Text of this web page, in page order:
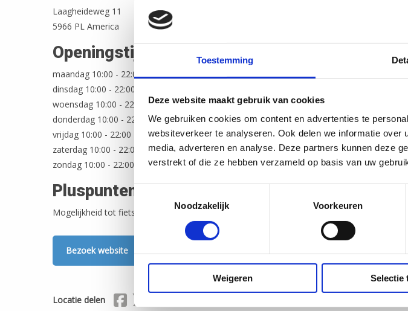
Toestemming
Deze website maakt gebruik van cookies
We gebruiken cookies om content en advertenties te
websiteverkeer te analyseren. Ook delen we informatie
media, adverteren en analyse. Deze partners kunnen deze
verstrekt of die ze hebben verzameld op basis van uw
Toestemmingsselectie
Noodzakelijk
Voorkeuren
Weigeren Selectie
Laagheideweg 11
5966 PL America
Openingstijden
maandag 10:00 - 22:00
dinsdag 10:00 - 22:00
woensdag 10:00 - 22:00
donderdag 10:00 - 22:00
vrijdag 10:00 - 22:00
zaterdag 10:00 - 22:00
zondag 10:00 - 22:00
Pluspunten
Mogelijkheid tot fietsverhuur, Meerdaagse parkeerplaats voor de auto, Bagagevervoer
Bezoek website
Locatie delen Delen via Facebook